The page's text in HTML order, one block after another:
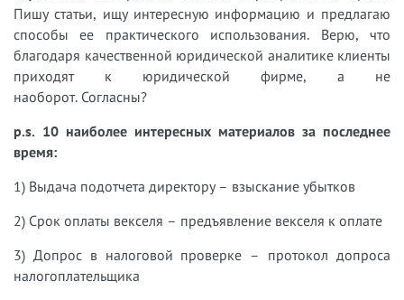
Пишу статьи, ищу интересную информацию и предлагаю
способы ее практического использования. Верю, что
благодаря качественной юридической аналитике клиенты
приходят к юридической фирме, а не
наоборот. Согласны?
p.s. 10 наиболее интересных материалов за последнее
время:
1) Выдача подотчета директору – взыскание убытков
2) Срок оплаты векселя – предъявление векселя к оплате
3) Допрос в налоговой проверке – протокол допроса
налогоплательщика